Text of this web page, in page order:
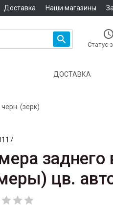
Доставка Наши магазины
 
Статус
ДОСТАВКА
(зерк)
заднего
цв.
